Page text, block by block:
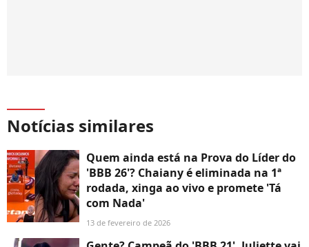
Notícias similares
Quem ainda está na Prova do Líder do
'BBB 26'? Chaiany é eliminada na 1ª
rodada, xinga ao vivo e promete 'Tá
com Nada'
13 de fevereiro de 2026